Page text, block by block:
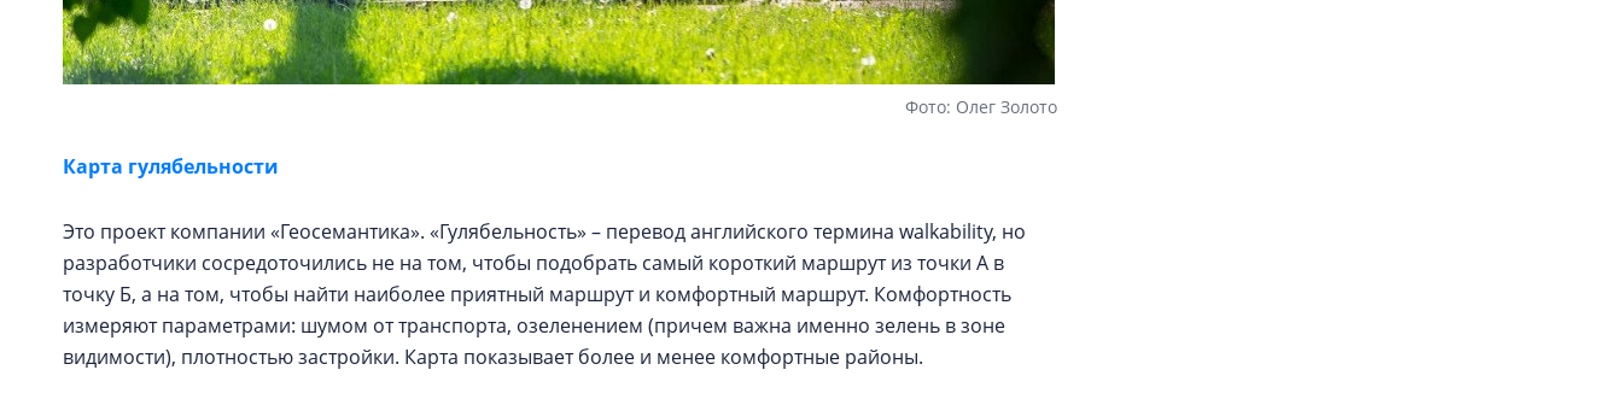
Фото: Олег Золото
Карта гулябельности
Это проект компании «Геосемантика». «Гулябельность» – перевод английского термина walkability, но
разработчики сосредоточились не на том, чтобы подобрать самый короткий маршрут из точки А в
точку Б, а на том, чтобы найти наиболее приятный маршрут и комфортный маршрут. Комфортность
измеряют параметрами: шумом от транспорта, озеленением (причем важна именно зелень в зоне
видимости), плотностью застройки. Карта показывает более и менее комфортные районы.